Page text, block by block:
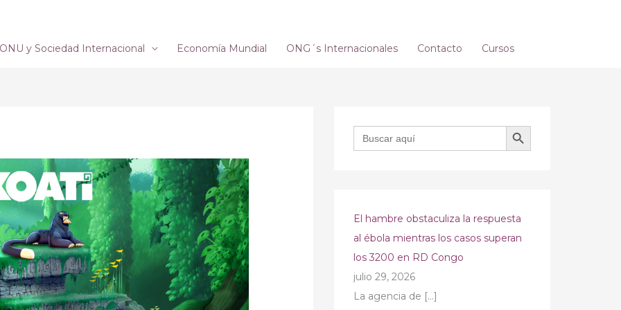
ONU y Sociedad Internacional Economía Mundial ONG´s Internacionales Contacto Cursos
Buscar: BOTÓN DE BÚSQUEDA
El hambre obstaculiza la respuesta
al ébola mientras los casos superan
los 3200 en RD Congo
julio 29, 2026
La agencia de […]